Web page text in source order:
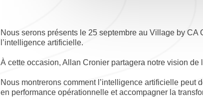
Nous serons présents le 25 septembre au Village by CA
l’intelligence artificielle.
À cette occasion, Allan Cronier partagera notre vision de
Nous montrerons comment l’intelligence artificielle
en performance opérationnelle et accompagner la